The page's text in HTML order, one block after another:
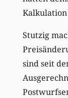
Kalkulation
Stutzig
sind seit